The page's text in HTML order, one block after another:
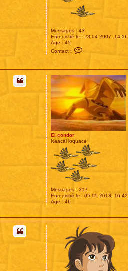
Messages : 43
Enregistré le : 28 04 2007, 14:16
Âge : 45
Contact :
t
c
t
e
r
G
é
é
D
A
El condor
Naacal loquace
Messages : 317
Enregistré le : 05 05 2013, 16:42
Âge : 46